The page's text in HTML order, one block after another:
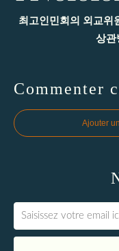
최고인민회의 외교위
상관
Commenter
Ajouter